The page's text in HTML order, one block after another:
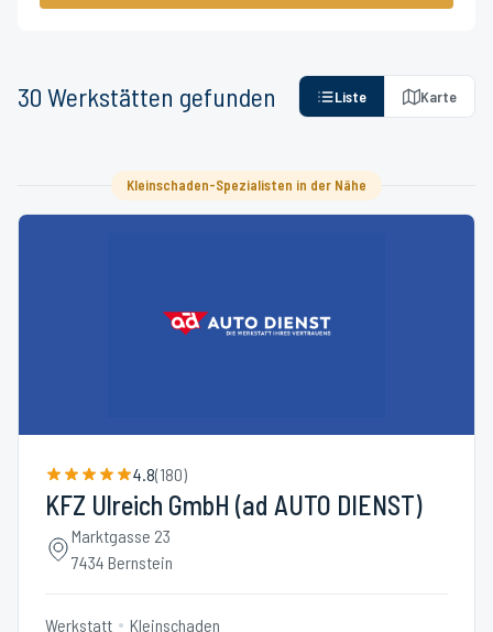
30 Werkstätten gefunden Liste Karte
Kleinschaden-Spezialisten in der Nähe
4.8(180)
KFZ Ulreich GmbH (ad AUTO DIENST)
Marktgasse 23
7434 Bernstein
Werkstatt Kleinschaden